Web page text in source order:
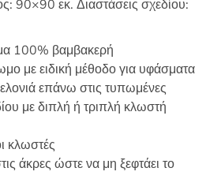
90×90 εκ. Διαστάσεις σχεδίου:
100% βαμβακερή
με ειδική μέθοδο για υφάσματα
επάνω στις τυπωμένες
με διπλή ή τριπλή κλωστή
κλωστές
άκρες ώστε να μη ξεφτάει το